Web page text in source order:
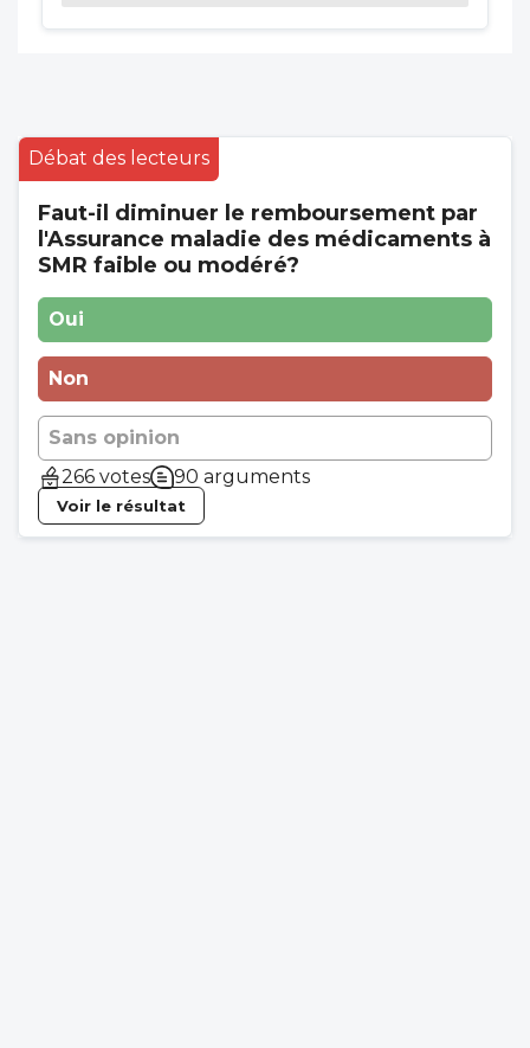
Débat des lecteurs
Faut-il diminuer le remboursement par
l'Assurance maladie des médicaments à
SMR faible ou modéré?
Oui
Non
Sans opinion
266 votes
90 arguments
Voir le résultat